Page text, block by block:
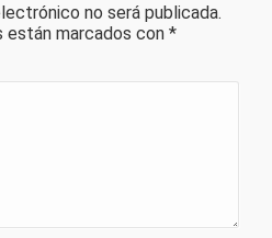
no será publicada.
están marcados con *